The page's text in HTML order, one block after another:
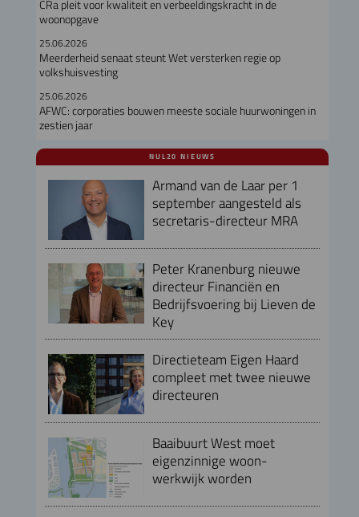
CRa pleit voor kwaliteit en verbeeldingskracht in de
woonopgave
25.06.2026
Meerderheid senaat steunt Wet versterken regie op
volkshuisvesting
25.06.2026
AFWC: corporaties bouwen meeste sociale huurwoningen in
zestien jaar
NUL20 NIEUWS
Armand van de Laar per 1
september aangesteld als
secretaris-directeur MRA
Peter Kranenburg nieuwe
directeur Financiën en
Bedrijfsvoering bij Lieven de
Key
Directieteam Eigen Haard
compleet met twee nieuwe
directeuren
Baaibuurt West moet
eigenzinnige woon-
werkwijk worden